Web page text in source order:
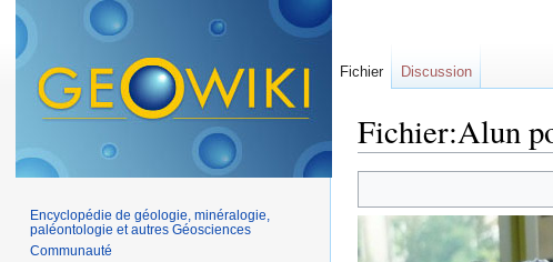
Fichier:Alun
Fichier Discussion
Encyclopédie de géologie, minéralogie,
paléontologie et autres Géosciences
Communauté